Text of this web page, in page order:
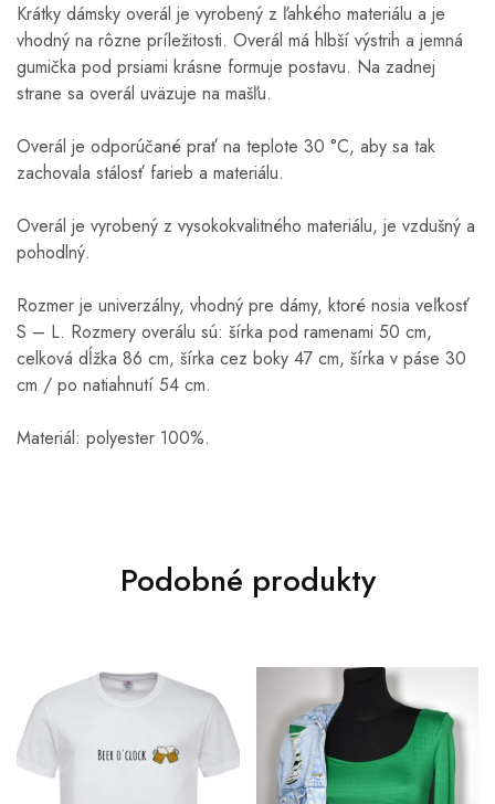
Krátky dámsky overál je vyrobený z ľahkého materiálu a je
vhodný na rôzne príležitosti. Overál má hlbší výstrih a jemná
gumička pod prsiami krásne formuje postavu. Na zadnej
strane sa overál uväzuje na mašľu.
Overál je odporúčané prať na teplote 30 °C, aby sa tak
zachovala stálosť farieb a materiálu.
Overál je vyrobený z vysokokvalitného materiálu, je vzdušný a
pohodlný.
Rozmer je univerzálny, vhodný pre dámy, ktoré nosia veľkosť
S – L. Rozmery overálu sú: šírka pod ramenami 50 cm,
celková dĺžka 86 cm, šírka cez boky 47 cm, šírka v páse 30
cm / po natiahnutí 54 cm.
Materiál: polyester 100%.
Podobné produkty